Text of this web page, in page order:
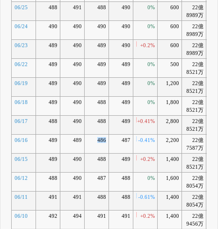
06/25 488 491 488 490 0% 600
22億
8989万
06/24 490 490 490 490 0% 600
22億
8989万
06/23 489 490 489 490 +0.2% 600
22億
8989万
06/22 489 490 489 489 0% 500
22億
8521万
06/19 489 490 489 489 0% 1,200
22億
8521万
06/18 489 490 488 489 0% 1,800
22億
8521万
06/17 488 490 488 489 +0.41% 2,800
22億
8521万
06/16 489 489 486 487 -0.41% 2,200
22億
7587万
06/15 489 490 488 489 +0.2% 1,400
22億
8521万
06/12 488 490 487 488 0% 1,600
22億
8054万
06/11 491 491 488 488 -0.61% 1,400
22億
8054万
06/10 492 494 491 491 +0.2% 1,400
22億
9456万